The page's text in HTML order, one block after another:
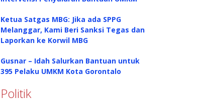
Ketua Satgas MBG: Jika ada SPPG
Melanggar, Kami Beri Sanksi Tegas dan
Laporkan ke Korwil MBG
Gusnar – Idah Salurkan Bantuan untuk
395 Pelaku UMKM Kota Gorontalo
Politik